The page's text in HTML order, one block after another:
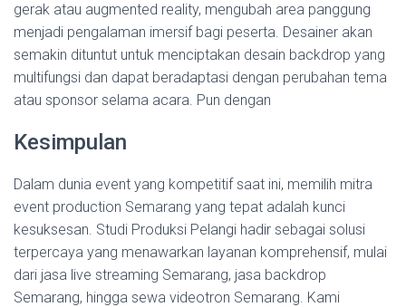
gerak atau augmented reality, mengubah area panggung
menjadi pengalaman imersif bagi peserta. Desainer akan
semakin dituntut untuk menciptakan desain backdrop yang
multifungsi dan dapat beradaptasi dengan perubahan tema
atau sponsor selama acara. Pun dengan
Kesimpulan
Dalam dunia event yang kompetitif saat ini, memilih mitra
event production Semarang yang tepat adalah kunci
kesuksesan. Studi Produksi Pelangi hadir sebagai solusi
terpercaya yang menawarkan layanan komprehensif, mulai
dari jasa live streaming Semarang, jasa backdrop
Semarang, hingga sewa videotron Semarang. Kami